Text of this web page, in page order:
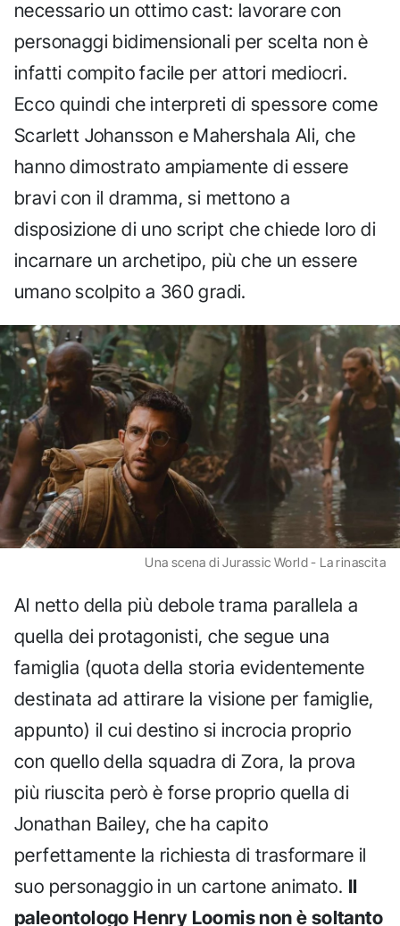
necessario un ottimo cast: lavorare con
personaggi bidimensionali per scelta non è
infatti compito facile per attori mediocri.
Ecco quindi che interpreti di spessore come
Scarlett Johansson e Mahershala Ali, che
hanno dimostrato ampiamente di essere
bravi con il dramma, si mettono a
disposizione di uno script che chiede loro di
incarnare un archetipo, più che un essere
umano scolpito a 360 gradi.
Una scena di Jurassic World - La rinascita
Al netto della più debole trama parallela a
quella dei protagonisti, che segue una
famiglia (quota della storia evidentemente
destinata ad attirare la visione per famiglie,
appunto) il cui destino si incrocia proprio
con quello della squadra di Zora, la prova
più riuscita però è forse proprio quella di
Jonathan Bailey, che ha capito
perfettamente la richiesta di trasformare il
suo personaggio in un cartone animato. Il
paleontologo Henry Loomis non è soltanto